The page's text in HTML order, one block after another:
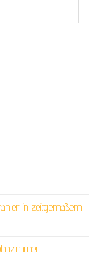
in zeitgemäßem